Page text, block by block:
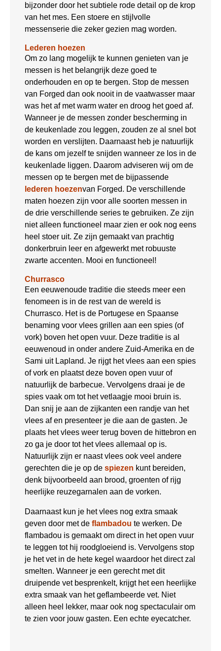
bijzonder door het subtiele rode detail op de krop
van het mes. Een stoere en stijlvolle
messenserie die zeker gezien mag worden.
Lederen hoezen
Om zo lang mogelijk te kunnen genieten van je
messen is het belangrijk deze goed te
onderhouden en op te bergen. Stop de messen
van Forged dan ook nooit in de vaatwasser maar
was het af met warm water en droog het goed af.
Wanneer je de messen zonder bescherming in
de keukenlade zou leggen, zouden ze al snel bot
worden en verslijten. Daarnaast heb je natuurlijk
de kans om jezelf te snijden wanneer ze los in de
keukenlade liggen. Daarom adviseren wij om de
messen op te bergen met de bijpassende
lederen hoezenvan Forged. De verschillende
maten hoezen zijn voor alle soorten messen in
de drie verschillende series te gebruiken. Ze zijn
niet alleen functioneel maar zien er ook nog eens
heel stoer uit. Ze zijn gemaakt van prachtig
donkerbruin leer en afgewerkt met robuuste
zwarte accenten. Mooi en functioneel!
Churrasco
Een eeuwenoude traditie die steeds meer een
fenomeen is in de rest van de wereld is
Churrasco. Het is de Portugese en Spaanse
benaming voor vlees grillen aan een spies (of
vork) boven het open vuur. Deze traditie is al
eeuwenoud in onder andere Zuid-Amerika en de
Sami uit Lapland. Je rijgt het vlees aan een spies
of vork en plaatst deze boven open vuur of
natuurlijk de barbecue. Vervolgens draai je de
spies vaak om tot het vetlaagje mooi bruin is.
Dan snij je aan de zijkanten een randje van het
vlees af en presenteer je die aan de gasten. Je
plaats het vlees weer terug boven de hittebron en
zo ga je door tot het vlees allemaal op is.
Natuurlijk zijn er naast vlees ook veel andere
gerechten die je op de spiezen kunt bereiden,
denk bijvoorbeeld aan brood, groenten of rijg
heerlijke reuzegarnalen aan de vorken.
Daarnaast kun je het vlees nog extra smaak
geven door met de flambadou te werken. De
flambadou is gemaakt om direct in het open vuur
te leggen tot hij roodgloeiend is. Vervolgens stop
je het vet in de hete kegel waardoor het direct zal
smelten. Wanneer je een gerecht met dit
druipende vet besprenkelt, krijgt het een heerlijke
extra smaak van het geflambeerde vet. Niet
alleen heel lekker, maar ook nog spectaculair om
te zien voor jouw gasten. Een echte eyecatcher.